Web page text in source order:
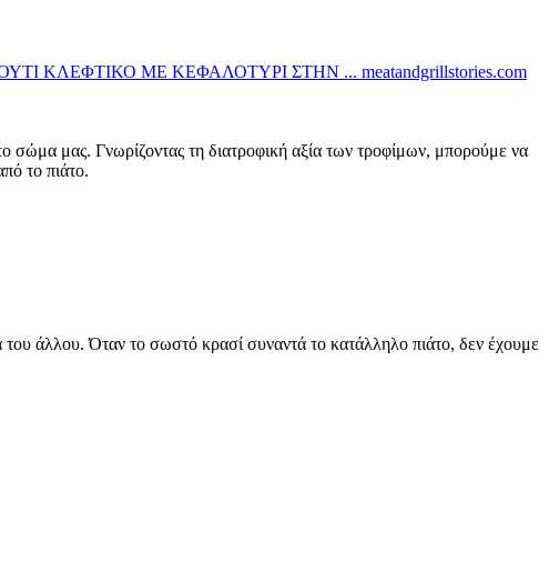
ΚΛΕΦΤΙΚΟ ΜΕ ΚΕΦΑΛΟΤΥΡΙ ΣΤΗΝ ... meatandgrillstories.com
σώμα μας. Γνωρίζοντας τη διατροφική αξία των τροφίμων, μπορούμε να
το πιάτο.
του άλλου. Όταν το σωστό κρασί συναντά το κατάλληλο πιάτο, δεν έχουμε